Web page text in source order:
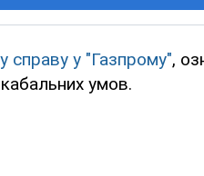
справу у "Газпрому",
умов.